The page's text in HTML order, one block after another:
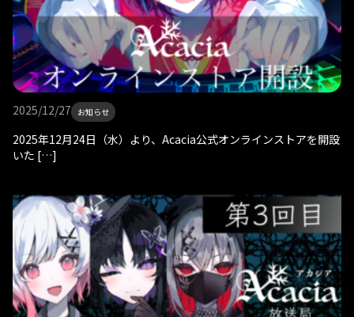
2025/12/27 お知らせ
2025年12月24日（水）より、Acacia公式オンラインストアを開設
いた […]